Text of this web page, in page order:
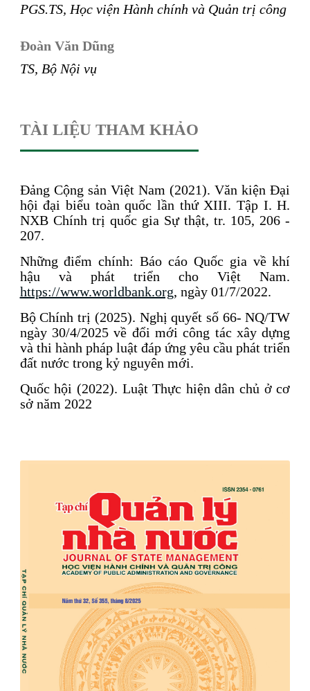
PGS.TS, Học viện Hành chính và Quản trị công
Đoàn Văn Dũng
TS, Bộ Nội vụ
TÀI LIỆU THAM KHẢO
Đảng Cộng sản Việt Nam (2021). Văn kiện Đại
hội đại biểu toàn quốc lần thứ XIII. Tập I. H.
NXB Chính trị quốc gia Sự thật, tr. 105, 206 -
207.
Những điểm chính: Báo cáo Quốc gia về khí
hậu và phát triển cho Việt Nam.
https://www.worldbank.org, ngày 01/7/2022.
Bộ Chính trị (2025). Nghị quyết số 66- NQ/TW
ngày 30/4/2025 về đổi mới công tác xây dựng
và thi hành pháp luật đáp ứng yêu cầu phát triển
đất nước trong kỷ nguyên mới.
Quốc hội (2022). Luật Thực hiện dân chủ ở cơ
sở năm 2022